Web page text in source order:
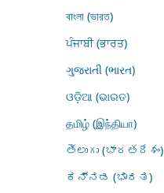
বাংলা (ভারত)
ਪੰਜਾਬੀ (ਭਾਰਤ)
ગુજરાતી (ભારત)
ଓଡ଼ିଆ (ଭାରତ)
தமிழ் (இந்தியா)
తెలుగు (భారతదేశం)
ಕನ್ನಡ (ಭಾರತ)